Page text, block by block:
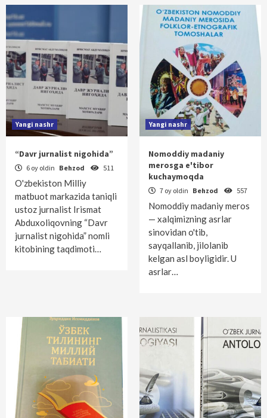
Yangi nashr
“Davr jurnalist nigohida”
6 oy oldin Behzod 511
O'zbekiston Milliy
matbuot markazida taniqli
ustoz jurnalist Irismat
Abduxoliqovning “Davr
jurnalist nigohida” nomli
kitobining taqdimoti…
Yangi nashr
Nomoddiy madaniy
merosga e'tibor
kuchaymoqda
7 oy oldin Behzod 557
Nomoddiy madaniy meros
— xalqimizning asrlar
sinovidan o'tib,
sayqallanib, jilolanib
kelgan asl boyligidir. U
asrlar…